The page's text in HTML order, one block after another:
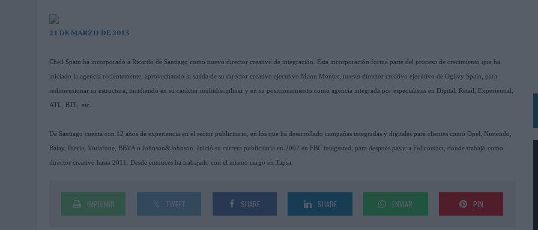
04/08/2026 | BABARIA Y MAXIBON SON ‘EL MATCH PERFECTO DEL VERANO’
03/08/2026
03/08/2026 |
EL REAL BETIS INVITA A LOS AFICIONADOS A DISEÑAR SU PRÓXIMA CAMISETA FOREVER GREEN
03/08/2026 | KFC CONVIERTE LOS UBER EN UN HOMENAJE AL UNIVERSO DE 'LOS SIMPSON'
03/08/2026 | PRESENTADO EL JURADO DE LOS PREMIOS DE MARKETING Y COMUNICACIÓN EN EL SECTOR ASEGURADOR 2026
21 DE MARZO DE 2013
Cheil Spain ha incorporado a Ricardo de Santiago como nuevo director creativo de integración. Esta incorporación forma parte del proceso de crecimiento que ha
iniciado la agencia recientemente, aprovechando la salida de su director creativo ejecutivo Manu Montes, nuevo director creativo ejecutivo de Ogilvy Spain, para
redimensionar su estructura, incidiendo en su carácter multidisciplinar y en su posicionamiento como agencia integrada por especialistas en Digital, Retail, Experiential,
ATL, BTL, etc.
De Santiago cuenta con 12 años de experiencia en el sector publicitario, en los que ha desarrollado campañas integradas y digitales para clientes como Opel, Nintendo,
Balay, Iberia, Vodafone, BBVA o Johnson&Johnson. Inició su carrera publicitaria en 2002 en FBC integrated, para después pasar a Fullcontact, donde trabajó como
director creativo hasta 2011. Desde entonces ha trabajado con el mismo cargo en Tapsa.
IMPRIMIR TWEET SHARE SHARE ENVIAR PIN